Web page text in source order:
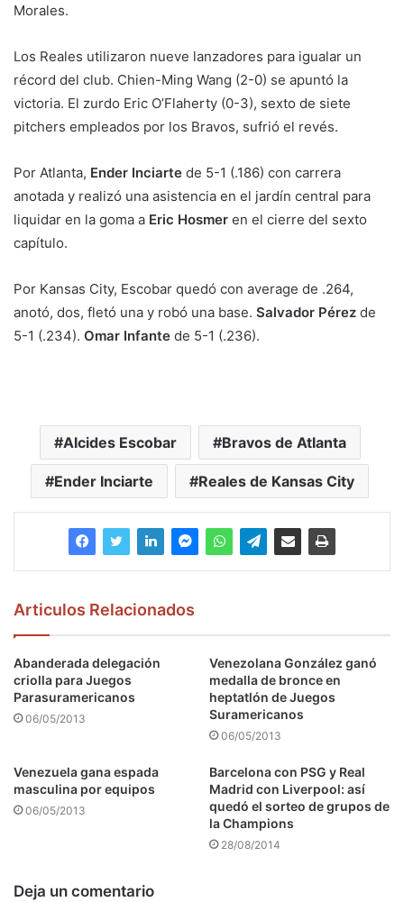
Morales.
Los Reales utilizaron nueve lanzadores para igualar un
récord del club. Chien-Ming Wang (2-0) se apuntó la
victoria. El zurdo Eric O’Flaherty (0-3), sexto de siete
pitchers empleados por los Bravos, sufrió el revés.
Por Atlanta, Ender Inciarte de 5-1 (.186) con carrera
anotada y realizó una asistencia en el jardín central para
liquidar en la goma a Eric Hosmer en el cierre del sexto
capítulo.
Por Kansas City, Escobar quedó con average de .264,
anotó, dos, fletó una y robó una base. Salvador Pérez de
5-1 (.234). Omar Infante de 5-1 (.236).
Alcides Escobar Bravos de Atlanta
Ender Inciarte Reales de Kansas City
Articulos Relacionados
Abanderada delegación
criolla para Juegos
Parasuramericanos
06/05/2013
Venezolana González ganó
medalla de bronce en
heptatlón de Juegos
Suramericanos
06/05/2013
Venezuela gana espada
masculina por equipos
06/05/2013
Barcelona con PSG y Real
Madrid con Liverpool: así
quedó el sorteo de grupos de
la Champions
28/08/2014
Deja un comentario